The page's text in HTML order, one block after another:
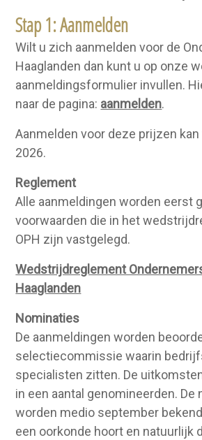
Stap 1: Aanmelden
Wilt u zich aanmelden voor de
Haaglanden dan kunt u op onze
aanmeldingsformulier invullen.
naar de pagina: aanmelden.
Aanmelden voor deze prijzen
2026.
Reglement
Alle aanmeldingen worden eerst
voorwaarden die in het
OPH zijn vastgelegd.
Wedstrijdreglement
Haaglanden
Nominaties
De aanmeldingen worden
selectiecommissie waarin
specialisten zitten. De
in een aantal genomineerden. De
worden medio september
een oorkonde hoort en natuurlijk